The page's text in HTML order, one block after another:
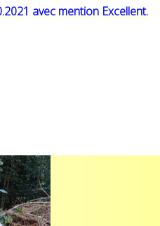
avec mention Excellent.